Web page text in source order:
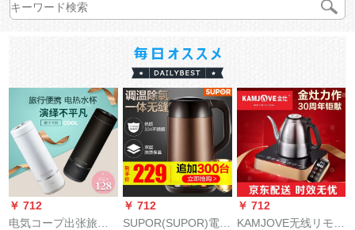
￥ 712
电気コープ出张旅行
￥ 712
SUPOR(SUPOR)電気
￥ 712
KAMJOVE无线リモコ